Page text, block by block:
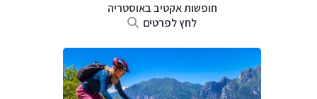
חופשות אקטיב באוסטריה
לחץ לפרטים